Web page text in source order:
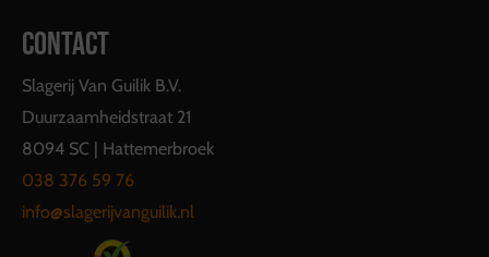
CONTACT
Slagerij Van Guilik B.V.
Duurzaamheidstraat 21
8094 SC | Hattemerbroek
038 376 59 76
info@slagerijvanguilik.nl